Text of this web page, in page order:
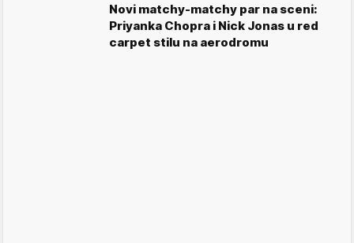
Novi matchy-matchy par na sceni:
Priyanka Chopra i Nick Jonas u red
carpet stilu na aerodromu